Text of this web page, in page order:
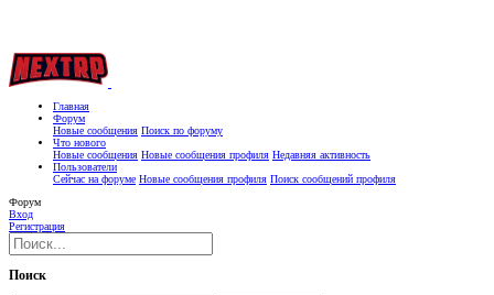
Главная
Форум
Новые сообщения Поиск по форуму
Что нового
Новые сообщения Новые сообщения профиля Недавняя активность
Пользователи
Сейчас на форуме Новые сообщения профиля Поиск сообщений профиля
Форум
Вход
Регистрация
Поиск